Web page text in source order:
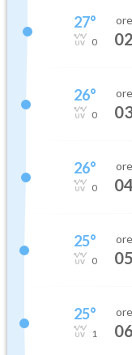
27°
0
ore
02
26°
0
ore
26°
0
ore
04
25°
0
ore
05
25°
1
ore
06